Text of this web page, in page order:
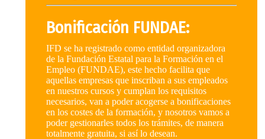
Bonificación FUNDAE:
IFD se ha registrado como entidad organizadora
de la Fundación Estatal para la Formación en el
Empleo (FUNDAE), este hecho facilita que
aquellas empresas que inscriban a sus empleados
en nuestros cursos y cumplan los requisitos
necesarios, van a poder acogerse a bonificaciones
en los costes de la formación, y nosotros vamos a
poder gestionarles todos los trámites, de manera
totalmente gratuita, si así lo desean.